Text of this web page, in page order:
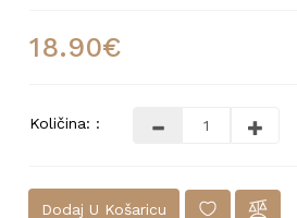
18.90€
Količina: :
Dodaj U Košaricu